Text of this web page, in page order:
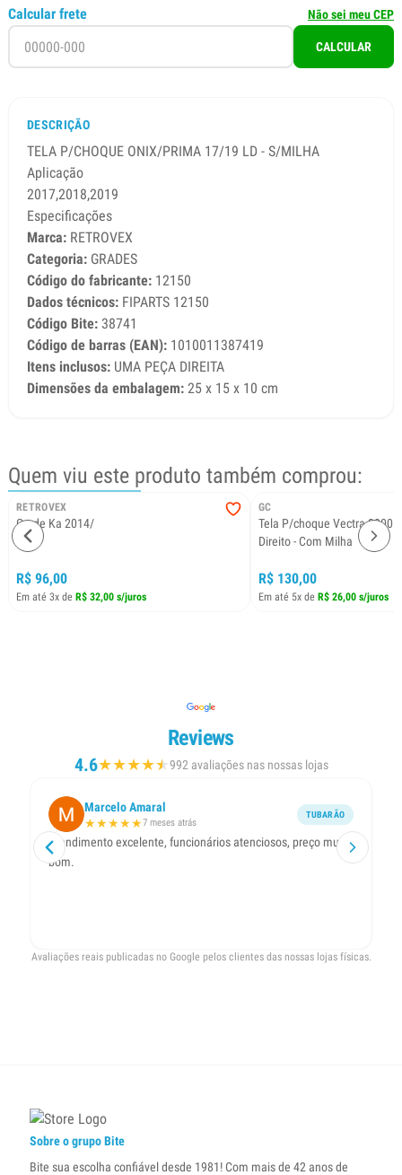
Calcular frete Não sei meu CEP
CALCULAR
DESCRIÇÃO
TELA P/CHOQUE ONIX/PRIMA 17/19 LD - S/MILHA
Aplicação
2017,2018,2019
Especificações
Marca: RETROVEX
Categoria: GRADES
Código do fabricante: 12150
Dados técnicos: FIPARTS 12150
Código Bite: 38741
Código de barras (EAN): 1010011387419
Itens inclusos: UMA PEÇA DIREITA
Dimensões da embalagem: 25 x 15 x 10 cm
Quem viu este produto também comprou:
RETROVEX
Grade Ka 2014/
R$ 96,00
Em até 3x de R$ 32,00 s/juros
GC
Tela P/choque Vectra 2000
Direito - Com Milha
R$ 130,00
Em até 5x de R$ 26,00 s/juros
Reviews
4.6★★★★★
★992 avaliações nas nossas lojas
Marcelo Amaral
★★★★★7 meses atrás
TUBARÃO
Atendimento excelente, funcionários atenciosos, preço muito
bom.
Avaliações reais publicadas no Google pelos clientes das nossas lojas físicas.
Sobre o grupo Bite
Bite sua escolha confiável desde 1981! Com mais de 42 anos de